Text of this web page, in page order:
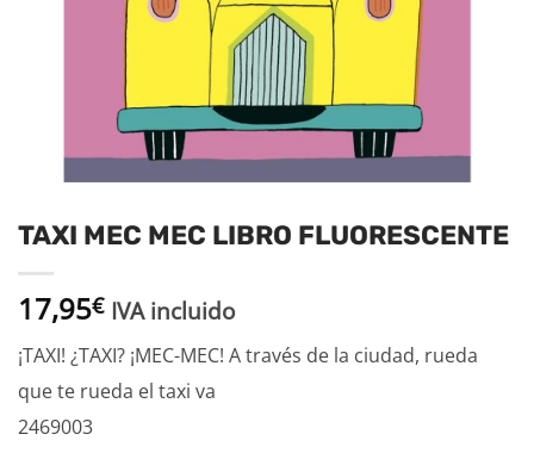
TAXI MEC MEC LIBRO FLUORESCENTE
17,95€ IVA incluido
¡TAXI! ¿TAXI? ¡MEC-MEC! A través de la ciudad, rueda
que te rueda el taxi va
2469003